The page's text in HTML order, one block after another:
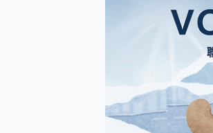
小體
磁碟
全新
vivo
MSI
人像